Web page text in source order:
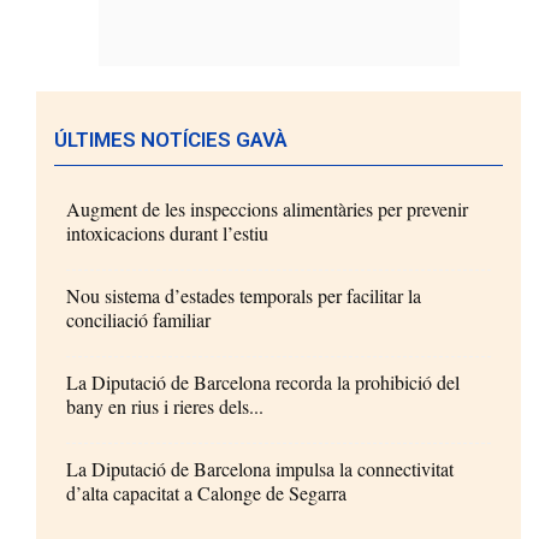
ÚLTIMES NOTÍCIES GAVÀ
Augment de les inspeccions alimentàries per prevenir
intoxicacions durant l’estiu
Nou sistema d’estades temporals per facilitar la
conciliació familiar
La Diputació de Barcelona recorda la prohibició del
bany en rius i rieres dels...
La Diputació de Barcelona impulsa la connectivitat
d’alta capacitat a Calonge de Segarra